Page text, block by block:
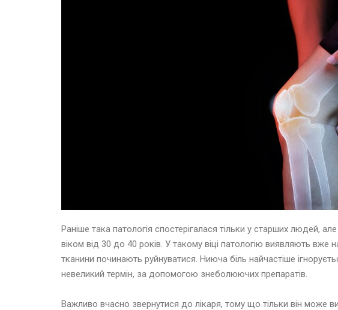
Раніше така патологія спостерігалася тільки у старших людей,
віком від 30 до 40 років. У такому віці патологію виявляють вже на
тканини починають руйнуватися. Ниюча біль найчастіше
невеликий термін, за допомогою знеболюючих препаратів.
Важливо вчасно звернутися до лікаря, тому що тільки він може